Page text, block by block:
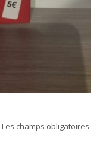
Les champs obligatoires